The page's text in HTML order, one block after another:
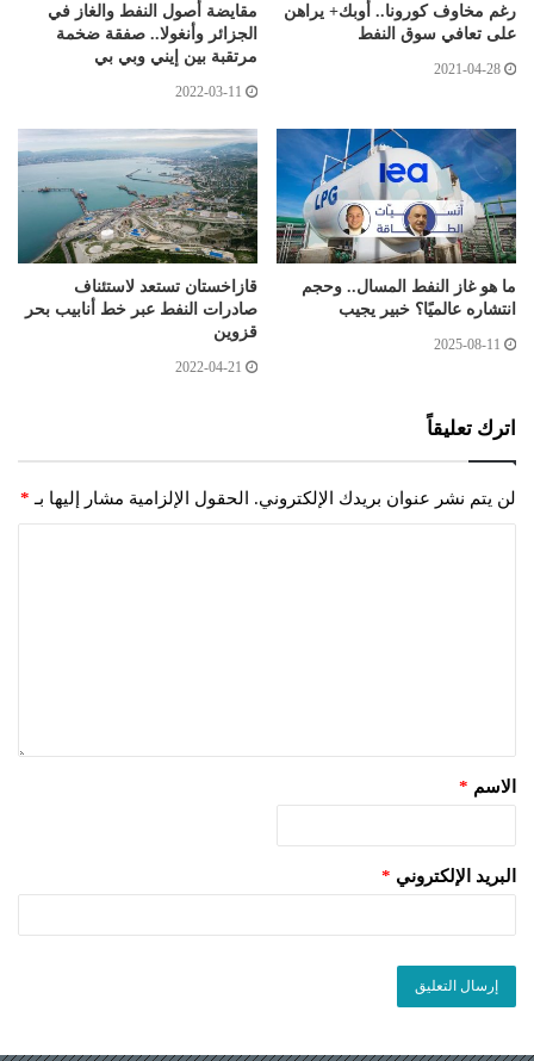
رغم مخاوف كورونا.. أوبك+ يراهن
على تعافي سوق النفط
2021-04-28
مقايضة أصول النفط والغاز في
الجزائر وأنغولا.. صفقة ضخمة
مرتقبة بين إيني وبي بي
2022-03-11
ما هو غاز النفط المسال.. وحجم
انتشاره عالميًا؟ خبير يجيب
2025-08-11
قازاخستان تستعد لاستئناف
صادرات النفط عبر خط أنابيب بحر
قزوين
2022-04-21
اترك تعليقاً
لن يتم نشر عنوان بريدك الإلكتروني. الحقول الإلزامية مشار إليها بـ *
الاسم *
البريد الإلكتروني *